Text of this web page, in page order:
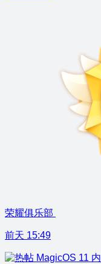
荣耀俱乐部
前天 15:49
MagicOS 11